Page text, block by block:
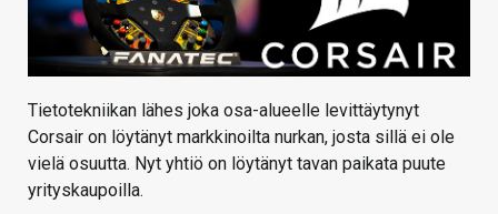
HAKU
Tietotekniikan lähes joka osa-alueelle levittäytynyt
Corsair on löytänyt markkinoilta nurkan, josta sillä ei ole
vielä osuutta. Nyt yhtiö on löytänyt tavan paikata puute
yrityskaupoilla.